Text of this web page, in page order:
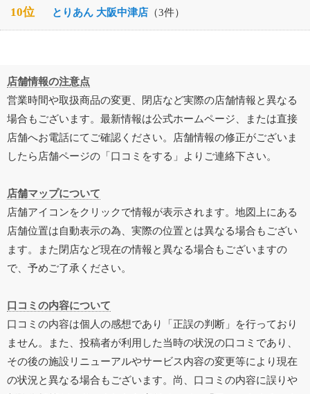
10位 とりあん 大阪中津店 （3件）
店舗情報の注意点
営業時間や取扱商品の変更、閉店など実際の店舗情報と異なる
場合もございます。最新情報は公式ホームページ、または直接
店舗へお電話にてご確認ください。店舗情報の修正がございま
したら店舗ページの「口コミをする」よりご連絡下さい。
店舗マップについて
店舗アイコンをクリックで情報が表示されます。地図上にある
店舗位置は自動表示の為、実際の位置とは異なる場合もござい
ます。また閉店など現在の情報と異なる場合もございますの
で、予めご了承ください。
口コミの内容について
口コミの内容は個人の感想であり「正誤の判断」を行っており
ません。また、投稿者が利用した当時の状況の口コミであり、
その後の施設リニューアルやサービス内容の変更等により現在
の状況と異なる場合もございます。尚、口コミの内容に誤りや